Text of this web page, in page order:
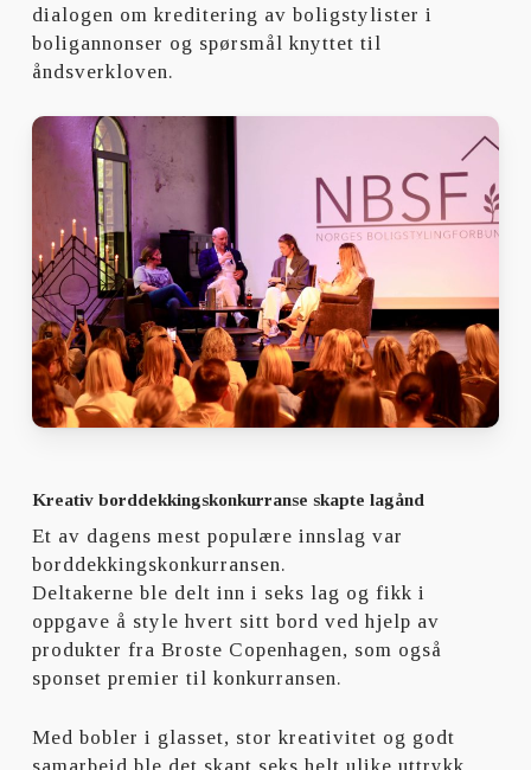
dialogen om kreditering av boligstylister i
boligannonser og spørsmål knyttet til
åndsverkloven.
Kreativ borddekkingskonkurranse skapte lagånd
Et av dagens mest populære innslag var
borddekkingskonkurransen.
Deltakerne ble delt inn i seks lag og fikk i
oppgave å style hvert sitt bord ved hjelp av
produkter fra Broste Copenhagen, som også
sponset premier til konkurransen.
Med bobler i glasset, stor kreativitet og godt
samarbeid ble det skapt seks helt ulike uttrykk.